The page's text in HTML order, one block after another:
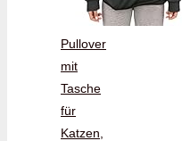
Pullover
mit
Tasche
für
Katzen,